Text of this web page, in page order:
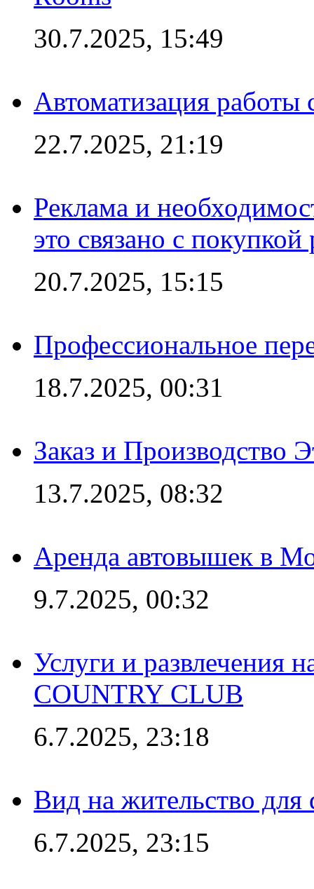
30.7.2025, 15:49
Автоматизация работы
22.7.2025, 21:19
Реклама и
это связано с покупкой
20.7.2025, 15:15
Профессиональное
18.7.2025, 00:31
Заказ и Производство
13.7.2025, 08:32
Аренда автовышек в
9.7.2025, 00:32
Услуги и развлечения
COUNTRY CLUB
6.7.2025, 23:18
Вид на жительство
6.7.2025, 23:15